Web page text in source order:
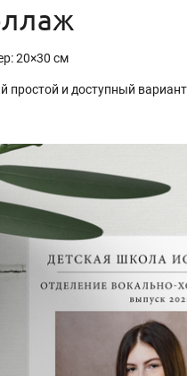
20×30 см
простой и доступный